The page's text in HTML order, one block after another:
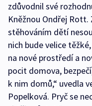
zdůvodnil své
Kněžnou Ondřej
stěhováním dětí
nich bude velice
na nové prostředí a
pocit domova,
k nim domů,“ uvedla
Popelková. Pryč se